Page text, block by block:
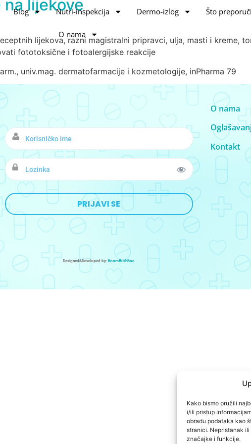
Kako bismo pružili
i/ili pristup
obradu podataka kao
stranici. Nepristanak
značajke i funkcije.
Blog Nutri-inspekcija Dermo-izlog Što
O nama
lijekove
lijekova, razni magistralni pripravci, ulja, masti i kreme,
fototoksične i fotoalergijske reakcije
univ.mag. dermatofarmacije i kozmetologije, inPharma 79
Designed&Developed by:BoomBushBoo
O nama
Kontakt